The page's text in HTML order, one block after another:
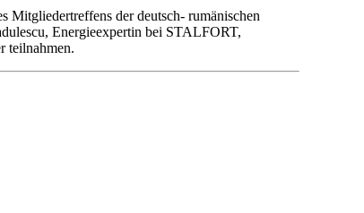
Mitgliedertreffens der deutsch- rumänischen
Energieexpertin bei STALFORT,
teilnahmen.